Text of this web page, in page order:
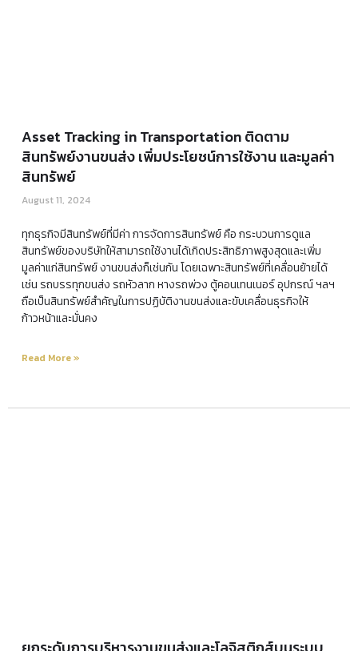
Asset Tracking in Transportation ติดตาม
สินทรัพย์งานขนส่ง เพิ่มประโยชน์การใช้งาน และมูลค่า
สินทรัพย์
August 11, 2024
ทุกธุรกิจมีสินทรัพย์ที่มีค่า การจัดการสินทรัพย์ คือ กระบวนการดูแล
สินทรัพย์ของบริษัทให้สามารถใช้งานได้เกิดประสิทธิภาพสูงสุดและเพิ่ม
มูลค่าแก่สินทรัพย์ งานขนส่งก็เช่นกัน โดยเฉพาะสินทรัพย์ที่เคลื่อนย้ายได้
เช่น รถบรรทุกขนส่ง รถหัวลาก หางรถพ่วง ตู้คอนเทนเนอร์ อุปกรณ์ ฯลฯ
ถือเป็นสินทรัพย์สำคัญในการปฏิบัติงานขนส่งและขับเคลื่อนธุรกิจให้
ก้าวหน้าและมั่นคง
Read More »